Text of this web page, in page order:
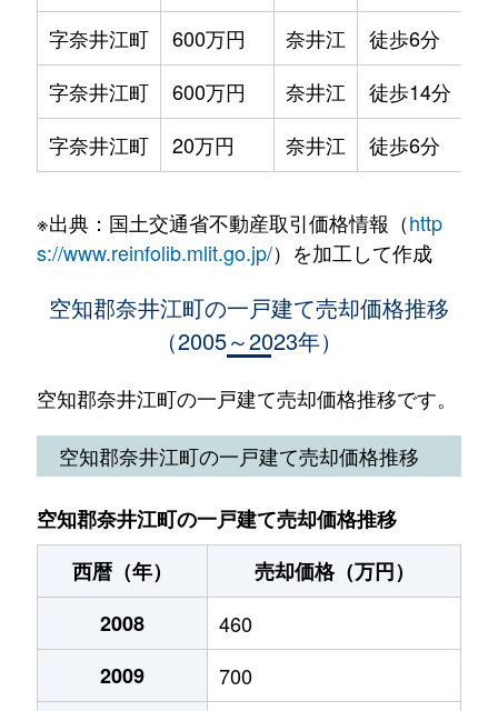
字奈井江町
600万円 奈井江 徒歩6分
字奈井江町
600万円 奈井江 徒歩14分
字奈井江町
20万円 奈井江 徒歩6分
※出典：国土交通省不動産取引価格情報（http
s://www.reinfolib.mlit.go.jp/）を加工して作成
空知郡奈井江町の一戸建て売却価格推移
（2005～2023年）
空知郡奈井江町の一戸建て売却価格推移です。
空知郡奈井江町の一戸建て売却価格推移
空知郡奈井江町の一戸建て売却価格推移
西暦（年）
売却価格（万円）
2008
460
2009
700